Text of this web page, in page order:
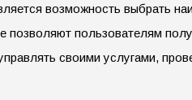
возможность выбрать
пользователям
своими услугами,